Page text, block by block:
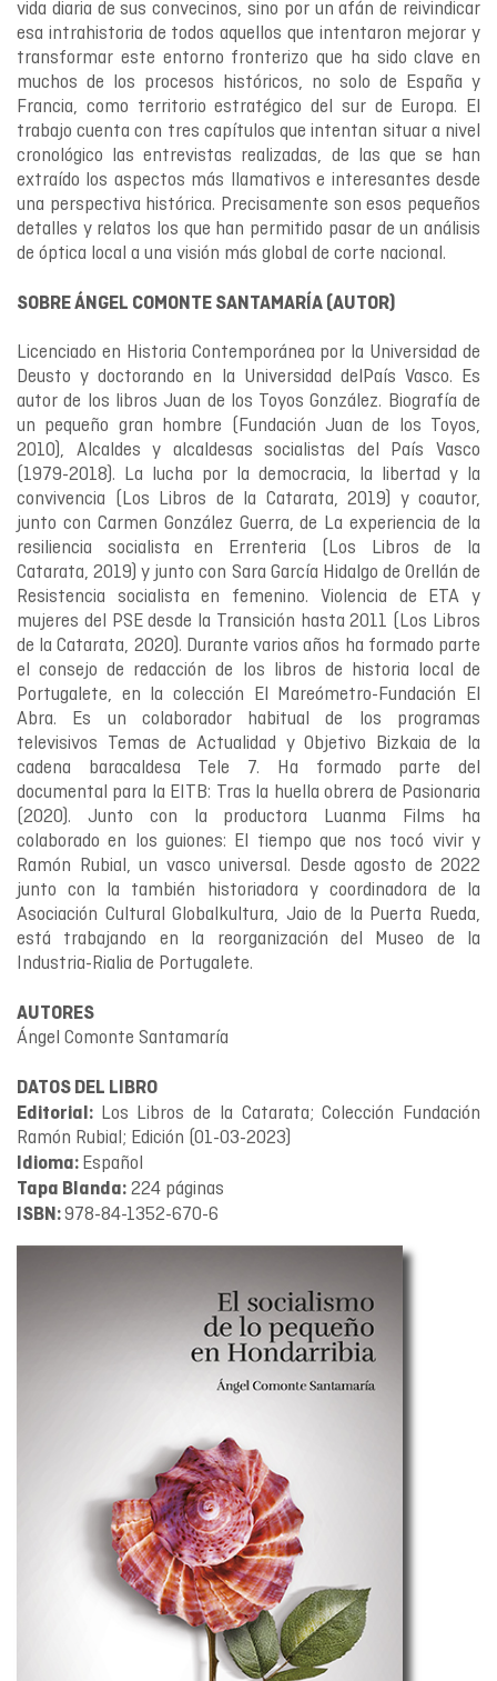
vida diaria de sus convecinos, sino por un afán de reivindicar
esa intrahistoria de todos aquellos que intentaron mejorar y
transformar este entorno fronterizo que ha sido clave en
muchos de los procesos históricos, no solo de España y
Francia, como territorio estratégico del sur de Europa. El
trabajo cuenta con tres capítulos que intentan situar a nivel
cronológico las entrevistas realizadas, de las que se han
extraído los aspectos más llamativos e interesantes desde
una perspectiva histórica. Precisamente son esos pequeños
detalles y relatos los que han permitido pasar de un análisis
de óptica local a una visión más global de corte nacional.
SOBRE ÁNGEL COMONTE SANTAMARÍA (AUTOR)
Licenciado en Historia Contemporánea por la Universidad de
Deusto y doctorando en la Universidad delPaís Vasco. Es
autor de los libros Juan de los Toyos González. Biografía de
un pequeño gran hombre (Fundación Juan de los Toyos,
2010), Alcaldes y alcaldesas socialistas del País Vasco
(1979-2018). La lucha por la democracia, la libertad y la
convivencia (Los Libros de la Catarata, 2019) y coautor,
junto con Carmen González Guerra, de La experiencia de la
resiliencia socialista en Errenteria (Los Libros de la
Catarata, 2019) y junto con Sara García Hidalgo de Orellán de
Resistencia socialista en femenino. Violencia de ETA y
mujeres del PSE desde la Transición hasta 2011 (Los Libros
de la Catarata, 2020). Durante varios años ha formado parte
el consejo de redacción de los libros de historia local de
Portugalete, en la colección El Mareómetro-Fundación El
Abra. Es un colaborador habitual de los programas
televisivos Temas de Actualidad y Objetivo Bizkaia de la
cadena baracaldesa Tele 7. Ha formado parte del
documental para la EITB: Tras la huella obrera de Pasionaria
(2020). Junto con la productora Luanma Films ha
colaborado en los guiones: El tiempo que nos tocó vivir y
Ramón Rubial, un vasco universal. Desde agosto de 2022
junto con la también historiadora y coordinadora de la
Asociación Cultural Globalkultura, Jaio de la Puerta Rueda,
está trabajando en la reorganización del Museo de la
Industria-Rialia de Portugalete.
AUTORES
Ángel Comonte Santamaría
DATOS DEL LIBRO
Editorial: Los Libros de la Catarata; Colección Fundación
Ramón Rubial; Edición (01-03-2023)
Idioma: Español
Tapa Blanda: 224 páginas
ISBN:978-84-1352-670-6